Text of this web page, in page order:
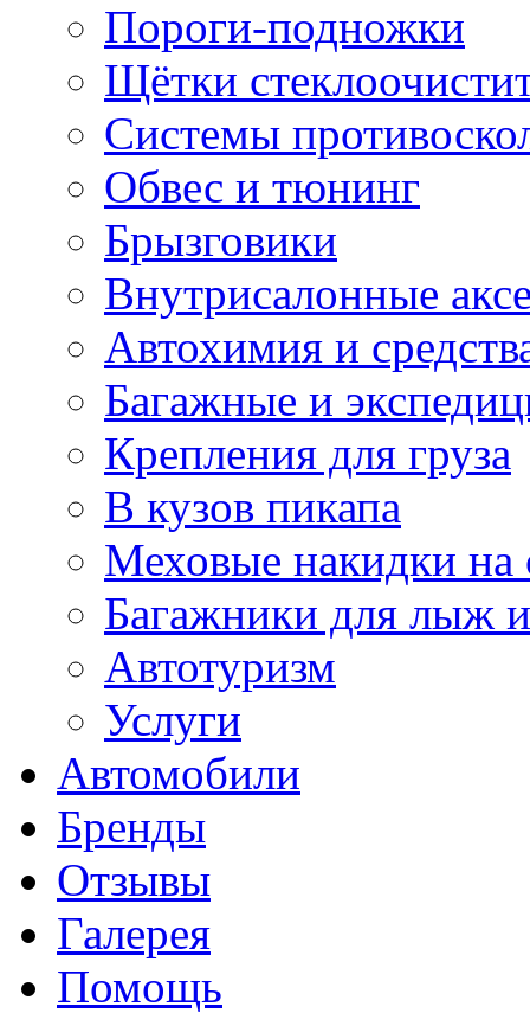
Пороги-подножки
Щётки
Системы
Обвес и тюнинг
Брызговики
Внутрисалонные
Автохимия и
Багажные и
Крепления для груза
В кузов пикапа
Меховые накидки на
Багажники для лыж
Автотуризм
Услуги
Автомобили
Бренды
Отзывы
Галерея
Помощь